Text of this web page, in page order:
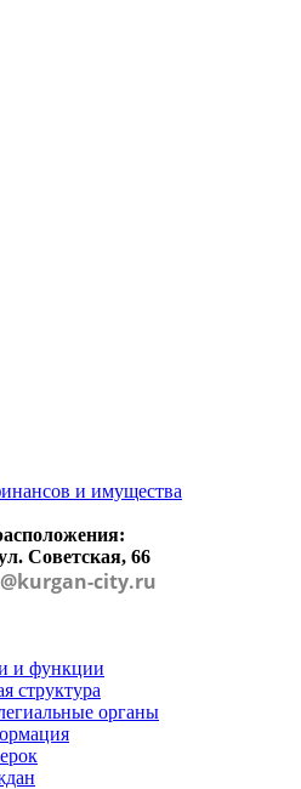
и имущества
Советская, 66
city.ru
и функции
структура
органы